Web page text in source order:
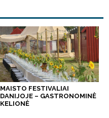
MAISTO FESTIVALIAI
DANIJOJE – GASTRONOMINĖ
KELIONĖ